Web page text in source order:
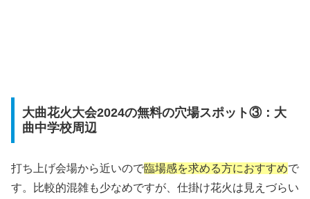
大曲花火大会2024の無料の穴場スポット③：大
曲中学校周辺
打ち上げ会場から近いので臨場感を求める方におすすめで
す。比較的混雑も少なめですが、仕掛け花火は見えづらい